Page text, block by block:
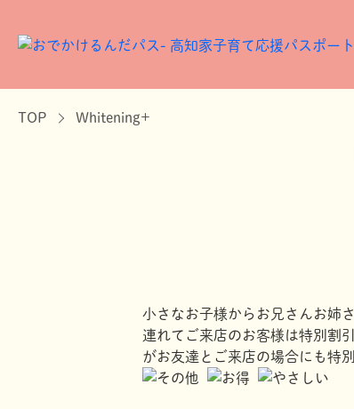
TOP Whitening+
小さなお子様からお兄さんお姉
連れてご来店のお客様は特別割
がお友達とご来店の場合にも特